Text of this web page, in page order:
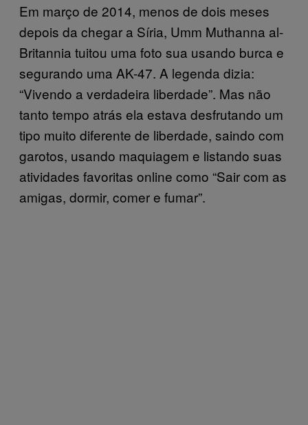
Em março de 2014, menos de dois meses
depois da chegar a Síria, Umm Muthanna al-
Britannia tuitou uma foto sua usando burca e
segurando uma AK-47. A legenda dizia:
“Vivendo a verdadeira liberdade”. Mas não
tanto tempo atrás ela estava desfrutando um
tipo muito diferente de liberdade, saindo com
garotos, usando maquiagem e listando suas
atividades favoritas online como “Sair com as
amigas, dormir, comer e fumar”.